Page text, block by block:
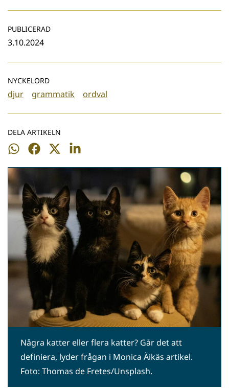
PUBLICERAD
3.10.2024
NYCKELORD
djur grammatik ordval
DELA ARTIKELN
Dela
WhatsApp
Dela
Dela
Dela
Några katter eller flera katter? Går det att
definiera, lyder frågan i Monica Äikäs artikel.
Foto: Thomas de Fretes/Unsplash.